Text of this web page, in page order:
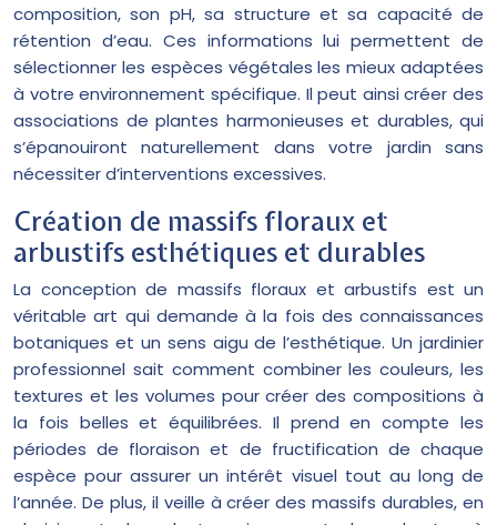
composition, son pH, sa structure et sa capacité de
rétention d’eau. Ces informations lui permettent de
sélectionner les espèces végétales les mieux adaptées
à votre environnement spécifique. Il peut ainsi créer des
associations de plantes harmonieuses et durables, qui
s’épanouiront naturellement dans votre jardin sans
nécessiter d’interventions excessives.
Création de massifs floraux et
arbustifs esthétiques et durables
La conception de massifs floraux et arbustifs est un
véritable art qui demande à la fois des connaissances
botaniques et un sens aigu de l’esthétique. Un jardinier
professionnel sait comment combiner les couleurs, les
textures et les volumes pour créer des compositions à
la fois belles et équilibrées. Il prend en compte les
périodes de floraison et de fructification de chaque
espèce pour assurer un intérêt visuel tout au long de
l’année. De plus, il veille à créer des massifs durables, en